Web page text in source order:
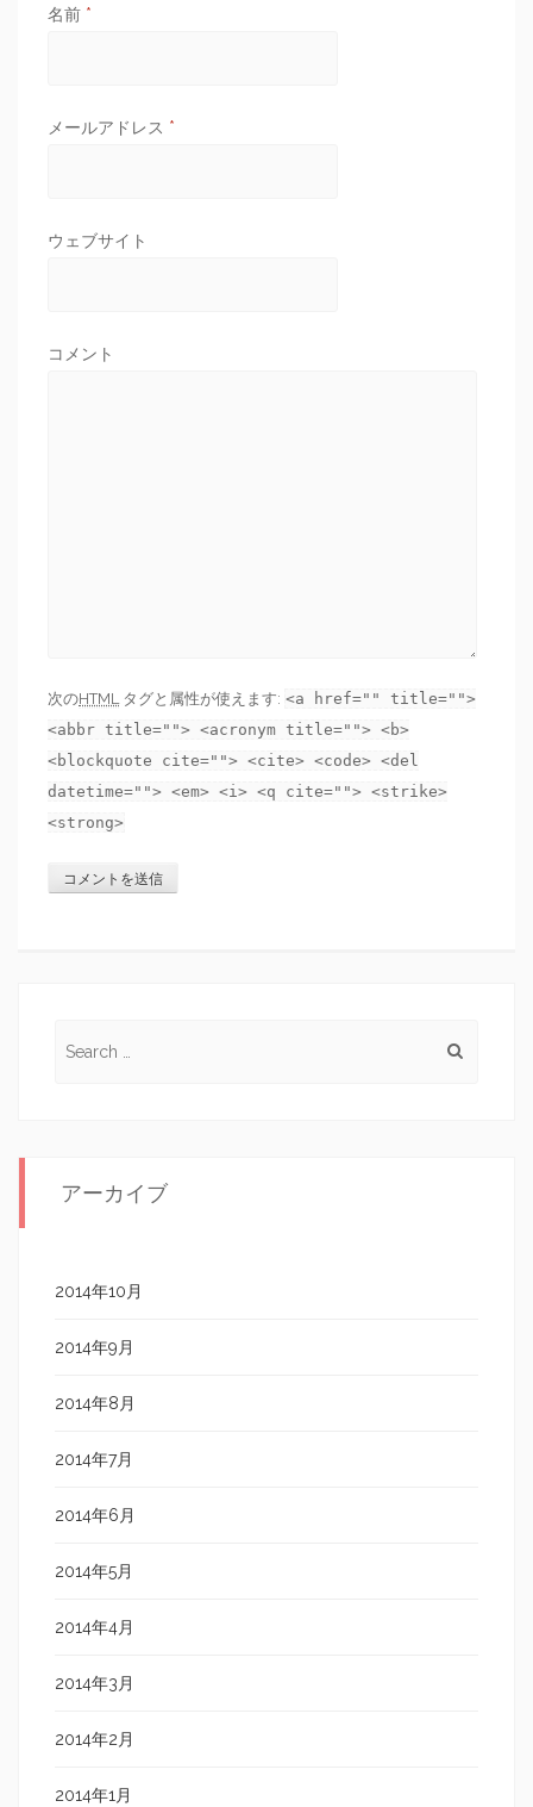
名前 *
メールアドレス *
ウェブサイト
コメント
次のHTML タグと属性が使えます: <a href="" title="">
<abbr title=""> <acronym title=""> <b>
<blockquote cite=""> <cite> <code> <del
datetime=""> <em> <i> <q cite=""> <strike>
<strong>
アーカイブ
2014年10月
2014年9月
2014年8月
2014年7月
2014年6月
2014年5月
2014年4月
2014年3月
2014年2月
2014年1月